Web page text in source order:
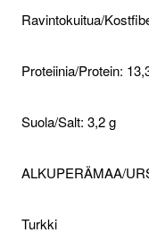
Ravintokuitua/
Proteiinia/Protein:
Suola/Salt: 3,2 g
ALKUPERÄMAA/
Turkki